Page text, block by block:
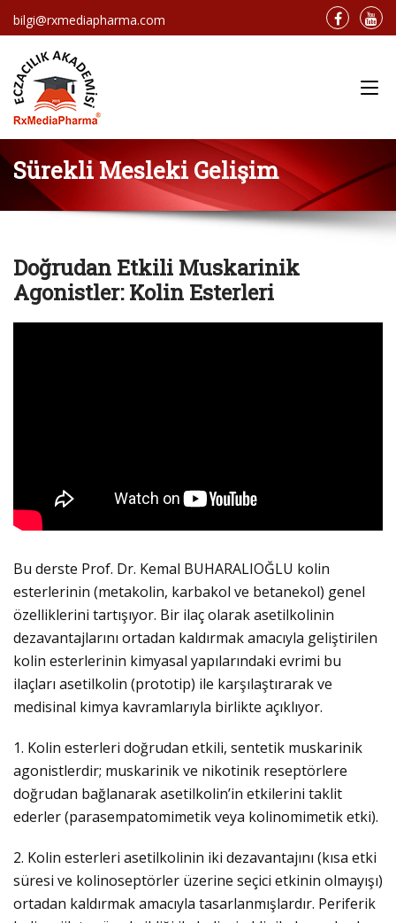
bilgi@rxmediapharma.com
Sürekli Mesleki Gelişim
Doğrudan Etkili Muskarinik
Agonistler: Kolin Esterleri
Bu derste Prof. Dr. Kemal BUHARALIOĞLU kolin
esterlerinin (metakolin, karbakol ve betanekol) genel
özelliklerini tartışıyor. Bir ilaç olarak asetilkolinin
dezavantajlarını ortadan kaldırmak amacıyla geliştirilen
kolin esterlerinin kimyasal yapılarındaki evrimi bu
ilaçları asetilkolin (prototip) ile karşılaştırarak ve
medisinal kimya kavramlarıyla birlikte açıklıyor.
1. Kolin esterleri doğrudan etkili, sentetik muskarinik
agonistlerdir; muskarinik ve nikotinik reseptörlere
doğrudan bağlanarak asetilkolin’in etkilerini taklit
ederler (parasempatomimetik veya kolinomimetik etki).
2. Kolin esterleri asetilkolinin iki dezavantajını (kısa etki
süresi ve kolinoseptörler üzerine seçici etkinin olmayışı)
ortadan kaldırmak amacıyla tasarlanmışlardır. Periferik